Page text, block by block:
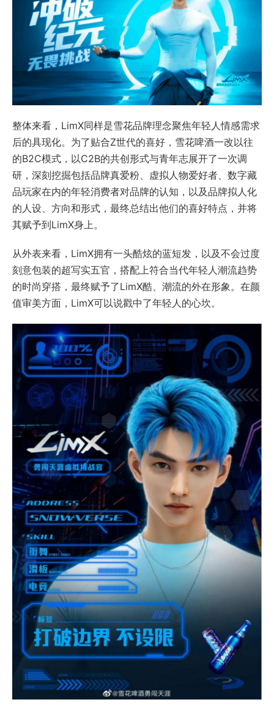
整体来看，LimX同样是雪花品牌理念聚焦年轻人情感需求
后的具现化。为了贴合Z世代的喜好，雪花啤酒一改以往
的B2C模式，以C2B的共创形式与青年志展开了一次调
研，深刻挖掘包括品牌真爱粉、虚拟人物爱好者、数字藏
品玩家在内的年轻消费者对品牌的认知，以及品牌拟人化
的人设、方向和形式，最终总结出他们的喜好特点，并将
其赋予到LimX身上。
从外表来看，LimX拥有一头酷炫的蓝短发，以及不会过度
刻意包装的超写实五官，搭配上符合当代年轻人潮流趋势
的时尚穿搭，最终赋予了LimX酷、潮流的外在形象。在颜
值审美方面，LimX可以说戳中了年轻人的心坎。